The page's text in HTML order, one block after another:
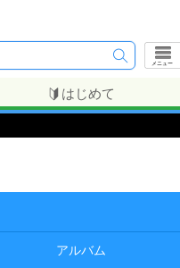
メニュー
はじめて
アルバム